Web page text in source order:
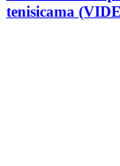
tenisicama